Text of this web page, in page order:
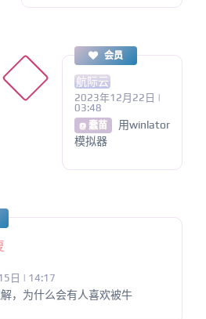
会员
航际云
2023年12月22日 |
03:48
@ 蠢苗
用winlator
模拟器
日 | 14:17
，为什么会有人喜欢被牛